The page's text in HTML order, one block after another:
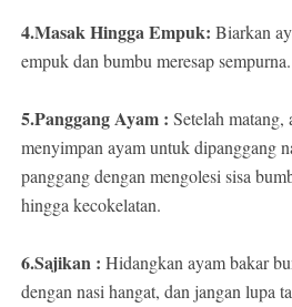
4.Masak Hingga Empuk: Biarkan
empuk dan bumbu meresap sempurna.
5.Panggang Ayam : Setelah
menyimpan ayam untuk dipanggang
panggang dengan mengolesi sisa
hingga kecokelatan.
6.Sajikan : Hidangkan ayam bakar
dengan nasi hangat, dan jangan lupa